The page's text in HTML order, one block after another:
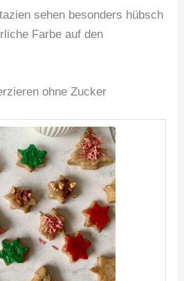
sehen besonders hübsch
Farbe auf den
ohne Zucker